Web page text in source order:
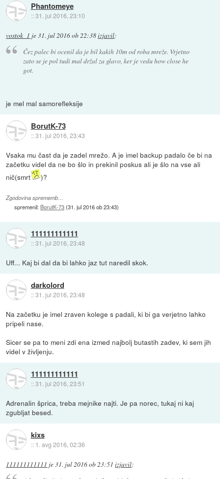
Phantomeye
::31. jul 2016, 23:10
vostok_1 je31. jul 2016 ob 22:38izjavil:
Čez palec bi ocenil da je bil kakih 10m od roba mreže. Vrjetno
zato se je pol tudi mal držal za glavo, ker je vedu how close he
got.
je mel mal samorefleksije
BorutK-73
::31. jul 2016, 23:43
Vsaka mu čast da je zadel mrežo. A je imel backup padalo če bi na
začetku videl da ne bo šlo in prekinil poskus ali je šlo na vse ali
nič(smrt
)?
Zgodovina sprememb…
spremenil: BorutK-73(31. jul 2016 ob 23:43)
111111111111
::31. jul 2016, 23:48
Uff... Kaj bi dal da bi lahko jaz tut naredil skok.
darkolord
::31. jul 2016, 23:48
Na začetku je imel zraven kolege s padali, ki bi ga verjetno lahko
pripeli nase.
Sicer se pa to meni zdi ena izmed najbolj butastih zadev, ki sem jih
videl v življenju.
111111111111
::31. jul 2016, 23:51
Adrenalin šprica, treba mejnike najti. Je pa norec, tukaj ni kaj
zgubljat besed.
kixs
:: 1. avg 2016, 02:36
111111111111 je31. jul 2016 ob 23:51 izjavil: